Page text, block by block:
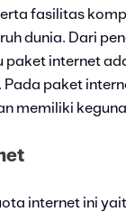
fasilitas
dunia. Dari
internet
paket
memiliki
internet ini